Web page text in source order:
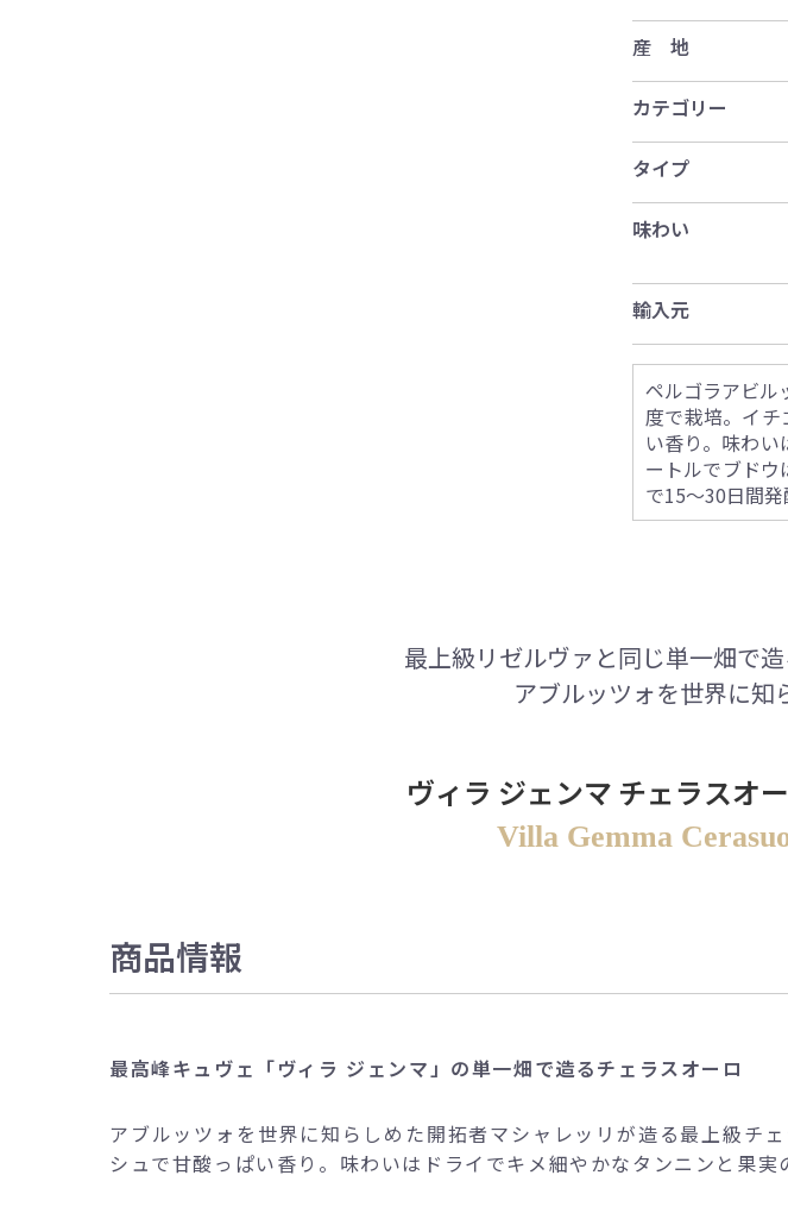
産 地
カテゴリー
タイプ
味わい
輸入元
ペルゴラアビル
度で栽培。イ
い香り。味わ
ートルでブド
で15～30日間
最上級リゼルヴァと同じ単一畑で
アブルッツォを世界に知
ヴィラ ジェンマ チェラスオ
Villa Gemma
商品情報
最高峰キュヴェ「ヴィラ ジェンマ」の単一畑で造るチェラスオーロ
アブルッツォを世界に知らしめた開拓者マシャレッリが造る最上級チ
シュで甘酸っぱい香り。味わいはドライでキメ細やかなタンニンと果